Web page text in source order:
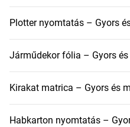
Plotter nyomtatás – Gyors
Járműdekor fólia – Gyors
Kirakat matrica – Gyors és
Habkarton nyomtatás –